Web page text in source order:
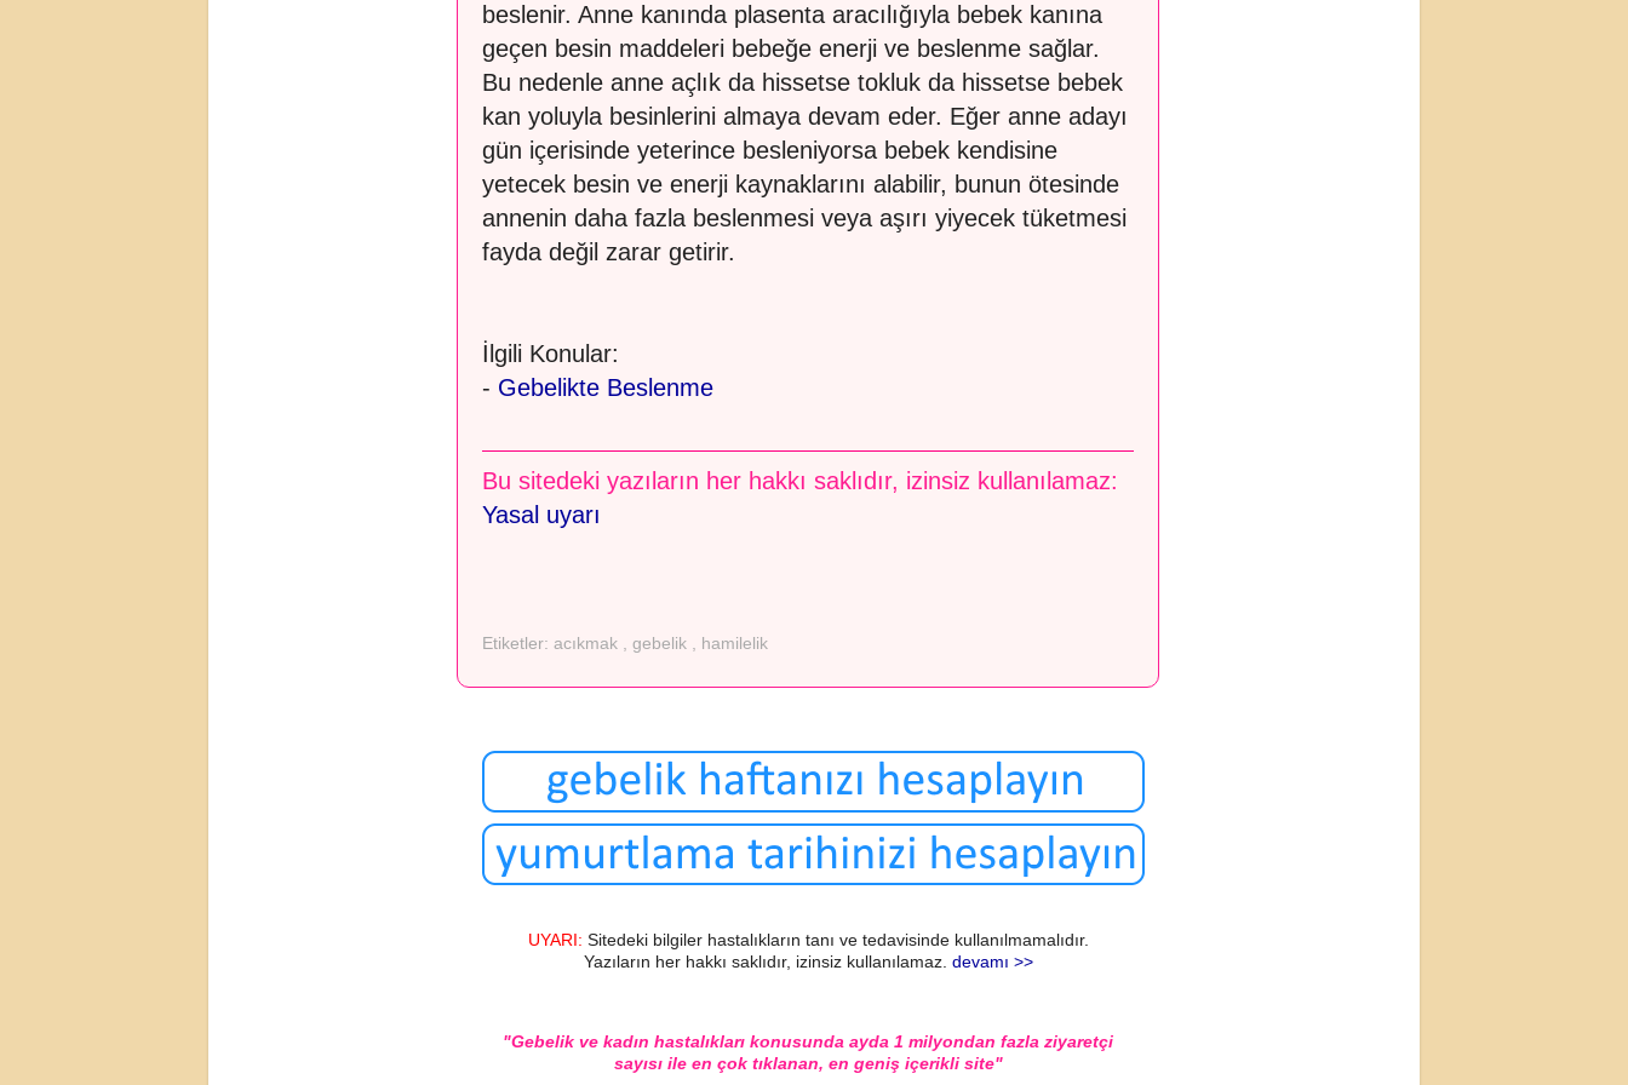
beslenir. Anne kanında plasenta aracılığıyla bebek kanına
geçen besin maddeleri bebeğe enerji ve beslenme sağlar.
Bu nedenle anne açlık da hissetse tokluk da hissetse bebek
kan yoluyla besinlerini almaya devam eder. Eğer anne adayı
gün içerisinde yeterince besleniyorsa bebek kendisine
yetecek besin ve enerji kaynaklarını alabilir, bunun ötesinde
annenin daha fazla beslenmesi veya aşırı yiyecek tüketmesi
fayda değil zarar getirir.
İlgili Konular:
- Gebelikte Beslenme
Bu sitedeki yazıların her hakkı saklıdır, izinsiz kullanılamaz:
Yasal uyarı
Etiketler: acıkmak , gebelik , hamilelik
UYARI: Sitedeki bilgiler hastalıkların tanı ve tedavisinde kullanılmamalıdır.
Yazıların her hakkı saklıdır, izinsiz kullanılamaz. devamı >>
"Gebelik ve kadın hastalıkları konusunda ayda 1 milyondan fazla ziyaretçi
sayısı ile en çok tıklanan, en geniş içerikli site"